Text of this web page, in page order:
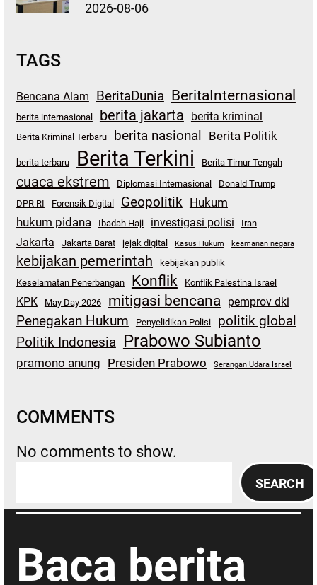
2026-08-06
TAGS
Bencana Alam BeritaDunia BeritaInternasional
berita internasional berita jakarta berita kriminal
Berita Kriminal Terbaru berita nasional Berita Politik
berita terbaru Berita Terkini Berita Timur Tengah
cuaca ekstrem Diplomasi Internasional
Donald Trump
DPR RI
Forensik Digital Geopolitik Hukum
hukum pidana
Ibadah Haji investigasi polisi Iran
Jakarta Jakarta Barat jejak digital Kasus Hukum keamanan negara
kebijakan pemerintah
kebijakan publik
Keselamatan Penerbangan
Konflik Konflik Palestina Israel
KPK May Day 2026 mitigasi bencana pemprov dki
Penegakan Hukum Penyelidikan Polisi
politik global
Politik Indonesia Prabowo Subianto
pramono anung Presiden Prabowo Serangan Udara Israel
COMMENTS
No comments to show.
a
c
SEARCH
Baca berita